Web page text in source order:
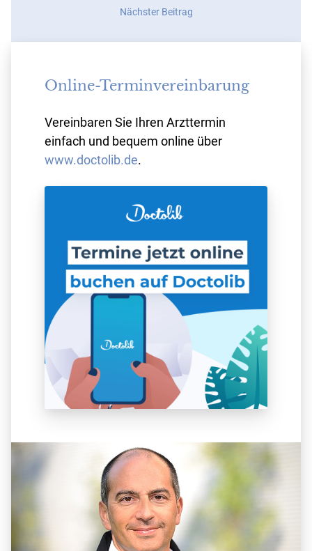
Nächster BeitragNächster
Betreuung
„Brustvergrößerung“
der
Schönheit
Online-Terminvereinbarung
Vereinbaren Sie Ihren Arzttermin
einfach und bequem online über
www.doctolib.de.